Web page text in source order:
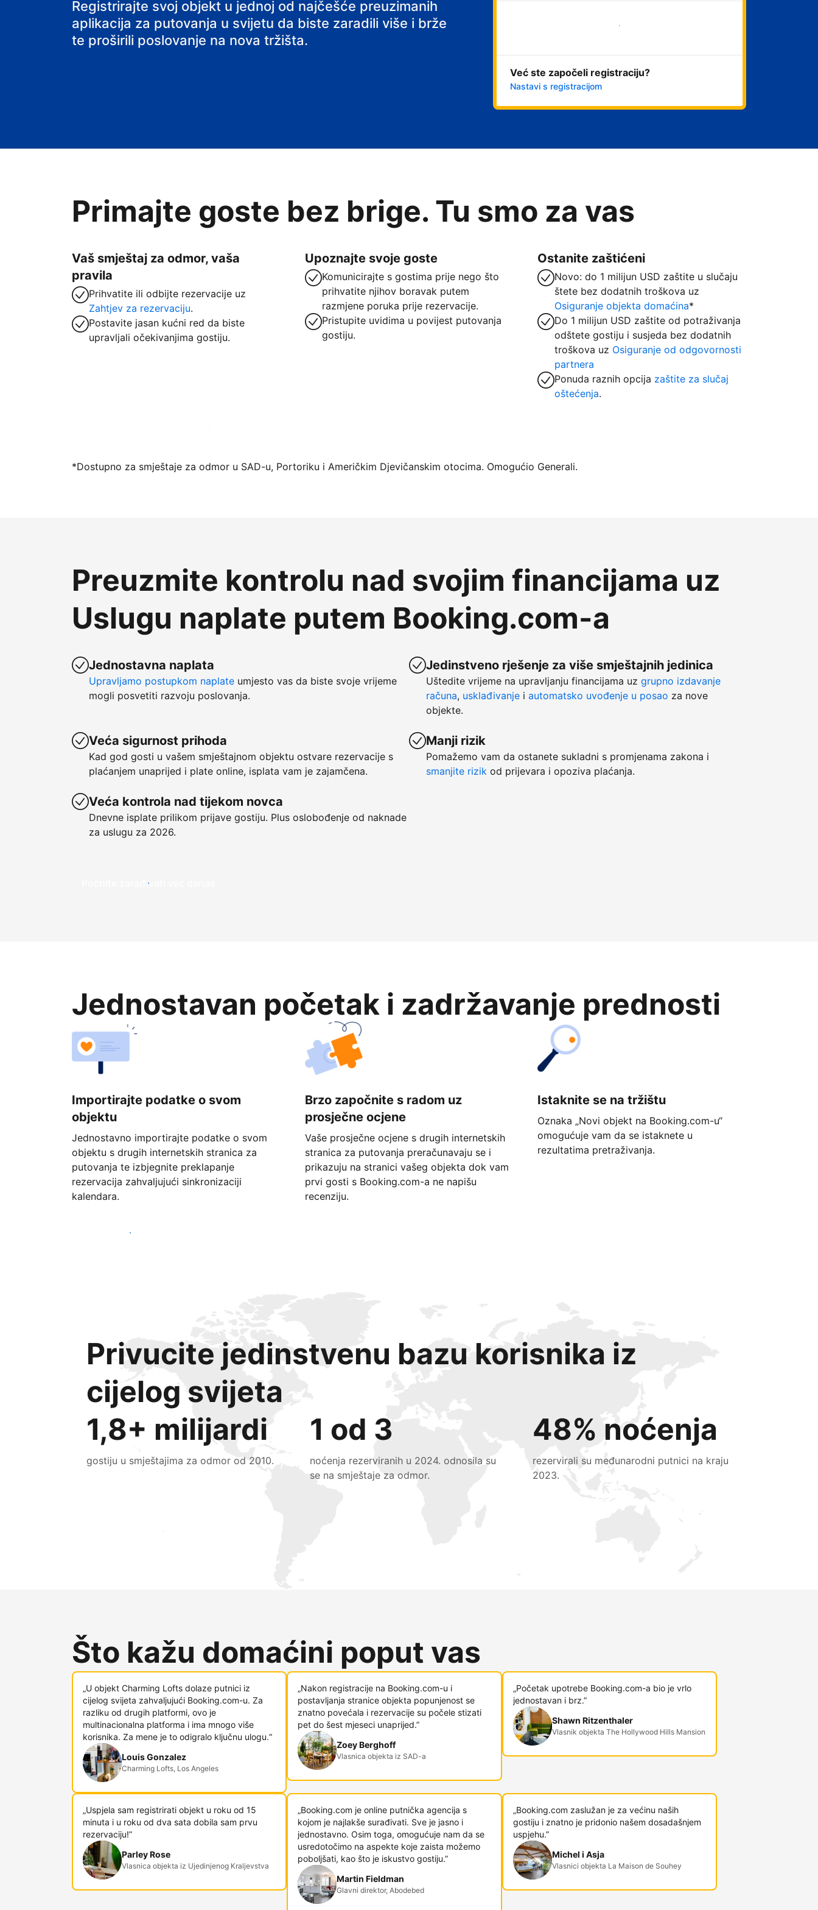
Registrirajte svoj objekt u jednoj od najčešće preuzimanih
aplikacija za putovanja u svijetu da biste zaradili više i brže
te proširili poslovanje na nova tržišta.
Započni odmah
Već ste započeli registraciju?
Nastavi s registracijom
Primajte goste bez brige. Tu smo za vas
Vaš smještaj za odmor, vaša
pravila
Prihvatite ili odbijte rezervacije uz
Zahtjev za rezervaciju.
Postavite jasan kućni red da biste
upravljali očekivanjima gostiju.
Upoznajte svoje goste
Komunicirajte s gostima prije nego što
prihvatite njihov boravak putem
razmjene poruka prije rezervacije.
Pristupite uvidima u povijest putovanja
gostiju.
Ostanite zaštićeni
Novo: do 1 milijun USD zaštite u slučaju
štete bez dodatnih troškova uz
Osiguranje objekta domaćina*
Do 1 milijun USD zaštite od potraživanja
odštete gostiju i susjeda bez dodatnih
troškova uz Osiguranje od odgovornosti
partnera
Ponuda raznih opcija zaštite za slučaj
oštećenja.
Počnite primati goste putem naše platforme već danas
*Dostupno za smještaje za odmor u SAD-u, Portoriku i Američkim Djevičanskim otocima. Omogućio Generali.
Preuzmite kontrolu nad svojim financijama uz
Uslugu naplate putem Booking.com-a
Jednostavna naplata
Upravljamo postupkom naplate umjesto vas da biste svoje vrijeme
mogli posvetiti razvoju poslovanja.
Veća sigurnost prihoda
Kad god gosti u vašem smještajnom objektu ostvare rezervacije s
plaćanjem unaprijed i plate online, isplata vam je zajamčena.
Veća kontrola nad tijekom novca
Dnevne isplate prilikom prijave gostiju. Plus oslobođenje od naknade
za uslugu za 2026.
Jedinstveno rješenje za više smještajnih jedinica
Uštedite vrijeme na upravljanju financijama uz grupno izdavanje
računa, usklađivanje i automatsko uvođenje u posao za nove
objekte.
Manji rizik
Pomažemo vam da ostanete sukladni s promjenama zakona i
smanjite rizik od prijevara i opoziva plaćanja.
Počnite zarađivati već ​​danas
Jednostavan početak i zadržavanje prednosti
Importirajte podatke o svom
objektu
Jednostavno importirajte podatke o svom
objektu s drugih internetskih stranica za
putovanja te izbjegnite preklapanje
rezervacija zahvaljujući sinkronizaciji
kalendara.
Brzo započnite s radom uz
prosječne ocjene
Vaše prosječne ocjene s drugih internetskih
stranica za putovanja preračunavaju se i
prikazuju na stranici vašeg objekta dok vam
prvi gosti s Booking.com-a ne napišu
recenziju.
Istaknite se na tržištu
Oznaka „Novi objekt na Booking.com-u“
omogućuje vam da se istaknete u
rezultatima pretraživanja.
Započnite već danas
Privucite jedinstvenu bazu korisnika iz
cijelog svijeta
1,8+ milijardi
gostiju u smještajima za odmor od 2010.
1 od 3
noćenja rezerviranih u 2024. odnosila su
se na smještaje za odmor.
48% noćenja
rezervirali su međunarodni putnici na kraju
2023.
Doprite do novih gostiju već danas
Što kažu domaćini poput vas
„U objekt Charming Lofts dolaze putnici iz
cijelog svijeta zahvaljujući Booking.com-u. Za
razliku od drugih platformi, ovo je
multinacionalna platforma i ima mnogo više
korisnika. Za mene je to odigralo ključnu ulogu.“
Louis Gonzalez
Charming Lofts, Los Angeles
„Nakon registracije na Booking.com-u i
postavljanja stranice objekta popunjenost se
znatno povećala i rezervacije su počele stizati
pet do šest mjeseci unaprijed.”
Zoey Berghoff
Vlasnica objekta iz SAD-a
„Početak upotrebe Booking.com-a bio je vrlo
jednostavan i brz.”
Shawn Ritzenthaler
Vlasnik objekta The Hollywood Hills Mansion
„Uspjela sam registrirati objekt u roku od 15
minuta i u roku od dva sata dobila sam prvu
rezervaciju!”
Parley Rose
Vlasnica objekta iz Ujedinjenog Kraljevstva
„Booking.com je online putnička agencija s
kojom je najlakše surađivati. Sve je jasno i
jednostavno. Osim toga, omogućuje nam da se
usredotočimo na aspekte koje zaista možemo
poboljšati, kao što je iskustvo gostiju.”
Martin Fieldman
Glavni direktor, Abodebed
„Booking.com zaslužan je za većinu naših
gostiju i znatno je pridonio našem dosadašnjem
uspjehu.”
Michel i Asja
Vlasnici objekta La Maison de Souhey